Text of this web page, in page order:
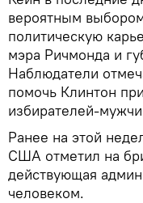
вероятным
политическую
мэра Ричмонда и
Наблюдатели
помочь Клинтон
избирателей-
Ранее на этой
США отметил на
действующая
человеком.